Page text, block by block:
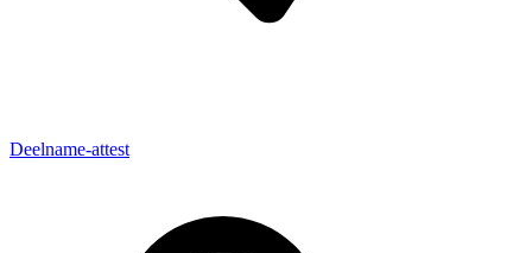
Deelname-attest